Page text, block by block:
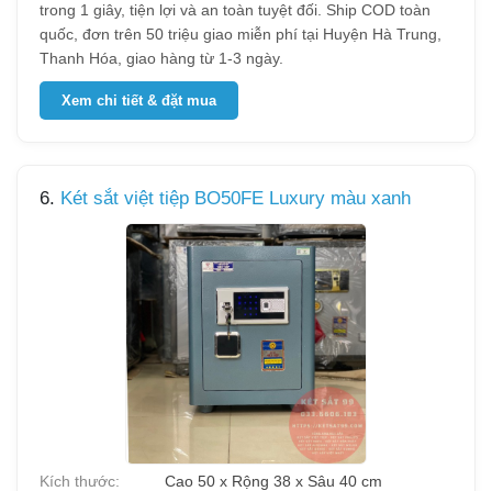
trong 1 giây, tiện lợi và an toàn tuyệt đối. Ship COD toàn
quốc, đơn trên 50 triệu giao miễn phí tại Huyện Hà Trung,
Thanh Hóa, giao hàng từ 1-3 ngày.
Xem chi tiết & đặt mua
6. Két sắt việt tiệp BO50FE Luxury màu xanh
Kích thước:
Cao 50 x Rộng 38 x Sâu 40 cm